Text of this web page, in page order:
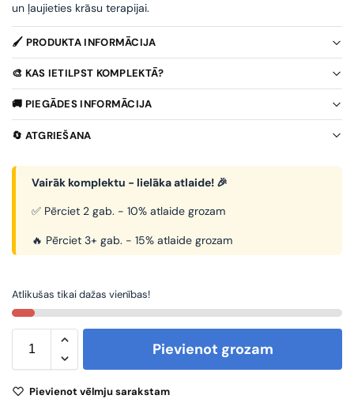
un ļaujieties krāsu terapijai.
🖌️ PRODUKTA INFORMĀCIJA
🎨 KAS IETILPST KOMPLEKTĀ?
🚚 PIEGĀDES INFORMĀCIJA
🔄 ATGRIEŠANA
Vairāk komplektu - lielāka atlaide! 🎉
✅ Pērciet 2 gab. - 10% atlaide grozam
🔥 Pērciet 3+ gab. - 15% atlaide grozam
Atlikušas tikai dažas vienības!
Pievienot grozam
Pievienot vēlmju sarakstam